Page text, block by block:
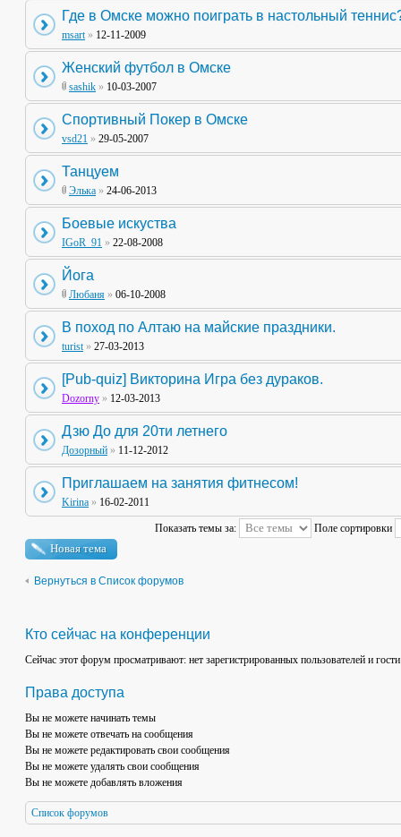
Где в Омске можно поиграть в настольный
msart » 12-11-2009
Женский футбол в Омске
sashik » 10-03-2007
Спортивный Покер в Омске
vsd21 » 29-05-2007
Танцуем
Элька » 24-06-2013
Боевые искуства
IGoR_91 » 22-08-2008
Йога
Любаня » 06-10-2008
В поход по Алтаю на майские праздники.
turist » 27-03-2013
[Pub-quiz] Викторина Игра без дураков.
Dozorny » 12-03-2013
Дзю До для 20ти летнего
Дозорный » 11-12-2012
Приглашаем на занятия фитнесом!
Kirina » 16-02-2011
Показать темы за: Поле сортировки
Новая тема
Вернуться в Список форумов
Кто сейчас на конференции
Сейчас этот форум просматривают: нет зарегистрированных пользователей и
Права доступа
Вы не можете начинать темы
Вы не можете отвечать на сообщения
Вы не можете редактировать свои сообщения
Вы не можете удалять свои сообщения
Вы не можете добавлять вложения
Список форумов